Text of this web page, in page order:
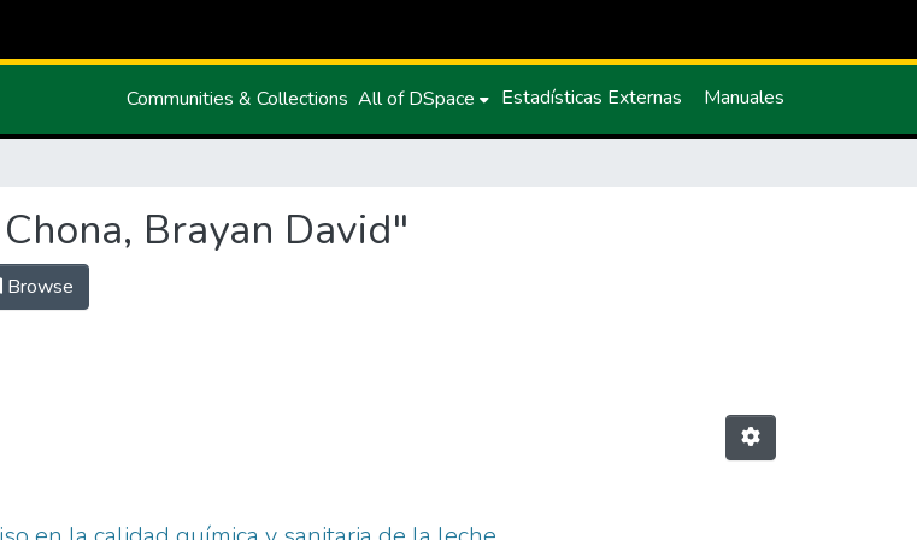
Communities & Collections All of DSpace Estadísticas Externas Manuales
Brayan David"
Browse